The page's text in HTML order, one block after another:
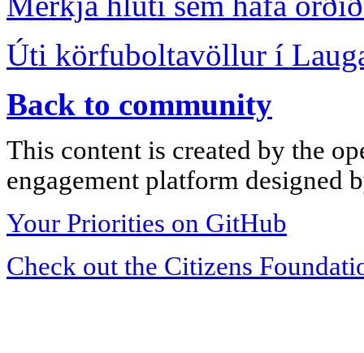
Úti körfuboltavöllur í
Back to community
This content is created by the
engagement platform designed
Your Priorities on GitHub
Check out the Citizens